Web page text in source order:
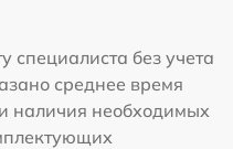
специалиста без учета
среднее время
наличия необходимых